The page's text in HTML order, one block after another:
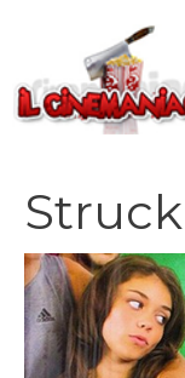
contenuto